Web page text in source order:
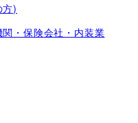
)
・保険会社・内装業